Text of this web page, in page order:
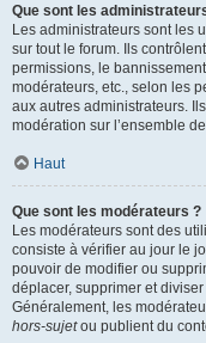
Que sont les
Les administrateurs sont les
sur tout le forum. Ils
permissions, le
modérateurs, etc., selon les
aux autres administrateurs.
modération sur l’ensemble
Haut
Que sont les modérateurs ?
Les modérateurs sont des
consiste à vérifier au jour le
pouvoir de modifier ou
déplacer, supprimer et
Généralement, les
hors-sujetou publient du